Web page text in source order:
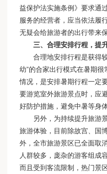
益保护法实施条例》要求通
服务的经营者，应当依法履
无疑会给旅游者的出行带来保
三、合理安排行程，提
合理地安排行程是获得
幼”的合家出行模式在暑期
情况，是安排暑期行程一定
要游览室外旅游景点时，应
好防护措施，避免中暑等身
另外，为持续提升旅游
旅游体验，目前除故宫、国
外，全市旅游景区已全面取
人群较多，庞杂的游客组成
而且受到客流限制，热门景